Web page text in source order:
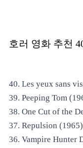
호러 영화 추천
40. Les yeux sans
39. Peeping Tom
38. One Cut of the
37. Repulsion
36. Vampire Hunter